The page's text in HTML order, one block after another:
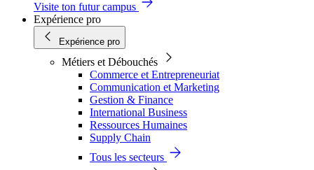
Visite ton futur campus
Expérience pro
Expérience pro
Métiers et Débouchés
Commerce et Entrepreneuriat
Communication et Marketing
Gestion & Finance
International Business
Ressources Humaines
Supply Chain
Tous les secteurs